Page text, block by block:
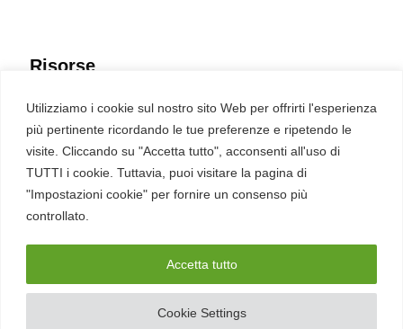
Utilizziamo i cookie sul nostro sito Web per offrirti l'esperienza
più pertinente ricordando le tue preferenze e ripetendo le
visite. Cliccando su "Accetta tutto", acconsenti all'uso di
TUTTI i cookie. Tuttavia, puoi visitare la pagina di
"Impostazioni cookie" per fornire un consenso più
controllato.
Cookie Settings
Accetta tutto
Risorse
Eventi
Fumetto Cyber
Newsletter
Servizi
Pubblicità
English
Ultime CVE critiche
2026 – REDHOTCYBER Srl. Tutti i diritti riservati